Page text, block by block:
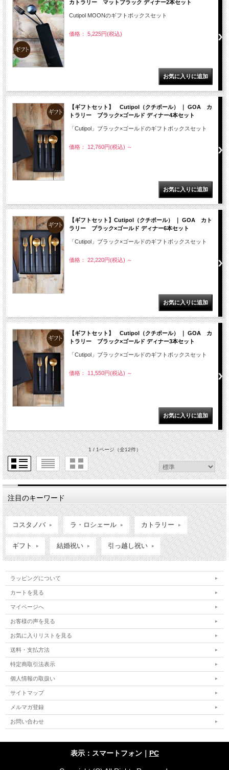
カトラリー マットブラック ディナー2本セット
Cutipol MOONのギフトボックスセット
価格： 5,225円(税込)
【ギフトセット】 Cutipol（クチポール） ｜ GOA カ
トラリー ブラック×ゴールド ディナー4本セット
「Cutipol」ブラック×ゴールドのギフトボックスセット
価格： 12,760円(税込) ～
【ギフトセット】Cutipol（クチポール） ｜ GOA カト
ラリー ブラック×ゴールド ディナー6本セット
「Cutipol」ブラック×ゴールドのギフトボックスセット
価格： 22,220円(税込) ～
【ギフトセット】 Cutipol（クチポール） ｜ GOA カ
トラリー ブラック×ゴールド ディナー3本セット
「Cutipol」ブラック×ゴールドのギフトボックスセット
価格： 11,550円(税込) ～
1 / 1ページ（全12件）
注目のキーワード
コスタノバ ラ・ロシェール カトラリー
ギフト 結婚祝い 引っ越し祝い
ラッピングについて
カートを見る
マイページへ
お客様の声を見る
お気に入りリストを見る
送料・支払方法
特定商取引法表示
個人情報の取扱い
サイトマップ
メルマガ登録
お問い合わせ
表示：スマートフォン｜ PC